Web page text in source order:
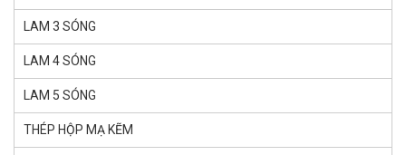
LAM 3 SÓNG
LAM 4 SÓNG
LAM 5 SÓNG
THÉP HỘP MẠ KẼM